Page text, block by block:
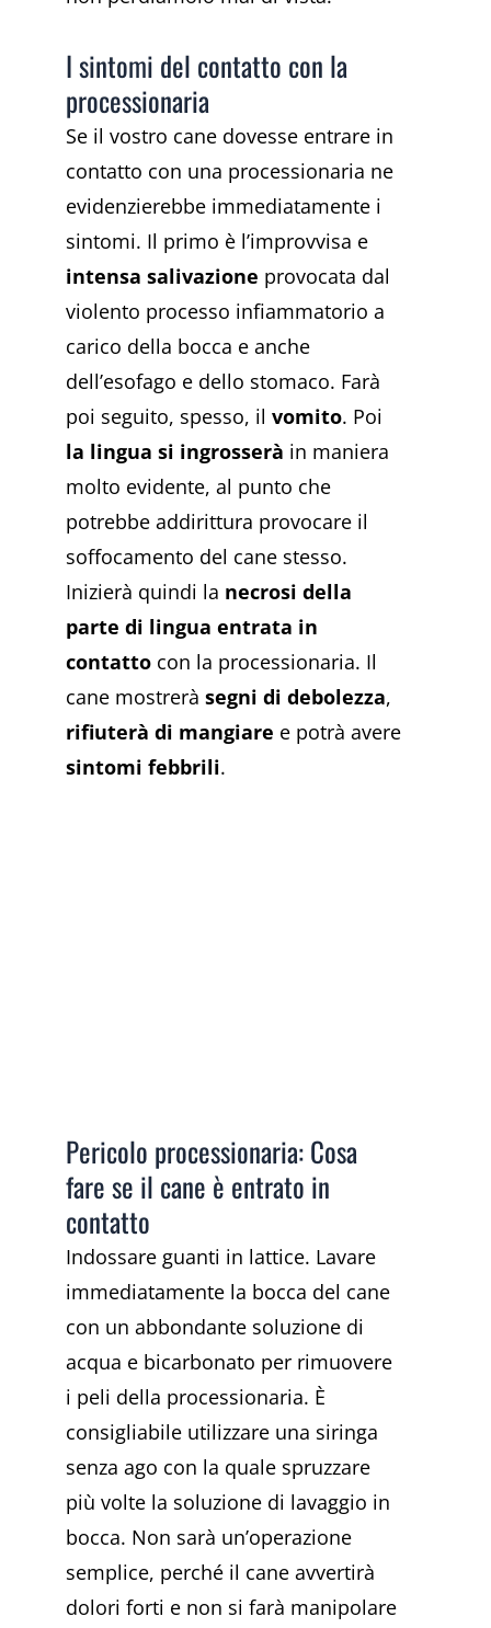
I sintomi del contatto con la
processionaria
Se il vostro cane dovesse entrare in
contatto con una processionaria ne
evidenzierebbe immediatamente i
sintomi. Il primo è l’improvvisa e
intensa salivazione provocata dal
violento processo infiammatorio a
carico della bocca e anche
dell’esofago e dello stomaco. Farà
poi seguito, spesso, il vomito. Poi
la lingua si ingrosserà in maniera
molto evidente, al punto che
potrebbe addirittura provocare il
soffocamento del cane stesso.
Inizierà quindi la necrosi della
parte di lingua entrata in
contatto con la processionaria. Il
cane mostrerà segni di debolezza,
rifiuterà di mangiare e potrà avere
sintomi febbrili.
Pericolo processionaria: Cosa
fare se il cane è entrato in
contatto
Indossare guanti in lattice. Lavare
immediatamente la bocca del cane
con un abbondante soluzione di
acqua e bicarbonato per rimuovere
i peli della processionaria. È
consigliabile utilizzare una siringa
senza ago con la quale spruzzare
più volte la soluzione di lavaggio in
bocca. Non sarà un’operazione
semplice, perché il cane avvertirà
dolori forti e non si farà manipolare